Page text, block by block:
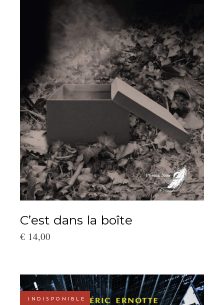
LIRE LA SUITE
C’est dans la boîte
€ 14,00
INDISPONIBLE